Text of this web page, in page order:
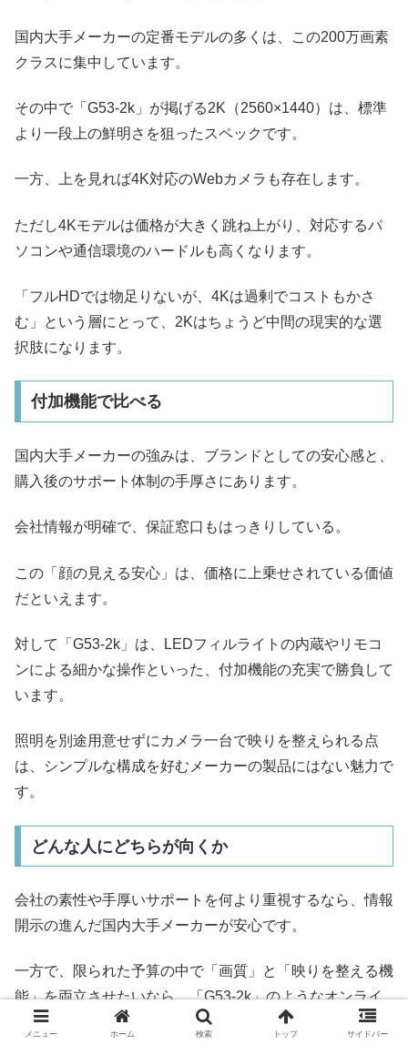
国内大手メーカーの定番モデルの多くは、この200万画素
クラスに集中しています。
その中で「G53-2k」が掲げる2K（2560×1440）は、標準
より一段上の鮮明さを狙ったスペックです。
一方、上を見れば4K対応のWebカメラも存在します。
ただし4Kモデルは価格が大きく跳ね上がり、対応するパ
ソコンや通信環境のハードルも高くなります。
「フルHDでは物足りないが、4Kは過剰でコストもかさ
む」という層にとって、2Kはちょうど中間の現実的な選
択肢になります。
付加機能で比べる
国内大手メーカーの強みは、ブランドとしての安心感と、
購入後のサポート体制の手厚さにあります。
会社情報が明確で、保証窓口もはっきりしている。
この「顔の見える安心」は、価格に上乗せされている価値
だといえます。
対して「G53-2k」は、LEDフィルライトの内蔵やリモコ
ンによる細かな操作といった、付加機能の充実で勝負して
います。
照明を別途用意せずにカメラ一台で映りを整えられる点
は、シンプルな構成を好むメーカーの製品にはない魅力で
す。
どんな人にどちらが向くか
会社の素性や手厚いサポートを何より重視するなら、情報
開示の進んだ国内大手メーカーが安心です。
一方で、限られた予算の中で「画質」と「映りを整える機
能」を両立させたいなら、「G53-2k」のようなオンライ
ン中心ブランドの製品が有力な候補になります。
メニュー ホーム 検索 トップ サイドバー